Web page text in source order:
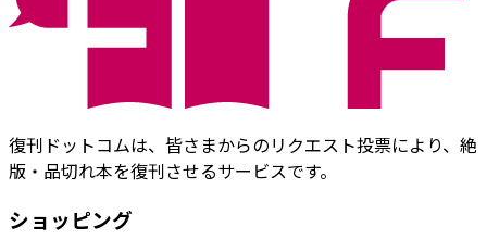
復刊ドットコムは、皆さまからのリクエスト投票により、絶
版・品切れ本を復刊させるサービスです。
ショッピング